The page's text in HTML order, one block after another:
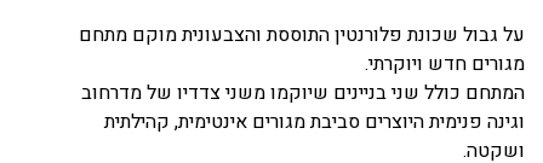
על גבול שכונת פלורנטין התוססת והצבעונית מוקם מתחם
מגורים חדש ויוקרתי.
המתחם כולל שני בניינים שיוקמו משני צדדיו של מדרחוב
וגינה פנימית היוצרים סביבת מגורים אינטימית, קהילתית
ושקטה.